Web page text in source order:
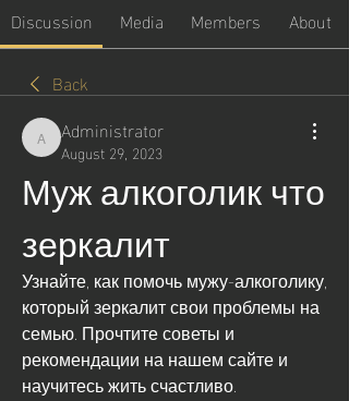
Discussion Media Members
About
Back
Administrator
Administrator
August 29, 2023
Муж алкоголик что
зеркалит
Узнайте, как помочь мужу-алкоголику,
который зеркалит свои проблемы на
семью. Прочтите советы и
рекомендации на нашем сайте и
научитесь жить счастливо.